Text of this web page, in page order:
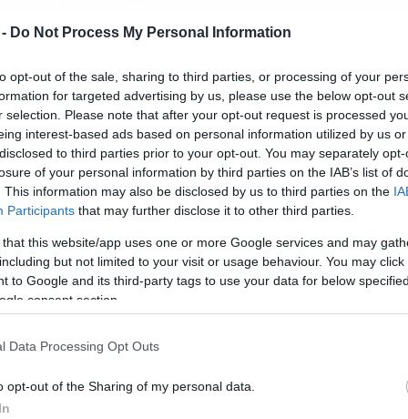
Do Not Process My Personal Information
opt-out of the sale, sharing to third parties, or processing of your
for targeted advertising by us, please use the below opt-out
selection. Please note that after your opt-out request is processed
interest-based ads based on personal information utilized by us
to third parties prior to your opt-out. You may separately
of your personal information by third parties on the IAB’s list of
This information may also be disclosed by us to third parties on the
Participants that may further disclose it to other third parties.
that this website/app uses one or more Google services and may
but not limited to your visit or usage behaviour. You may
to Google and its third-party tags to use your data for below
consent section.
Data Processing Opt Outs
opt-out of the Sharing of my personal data.
okozhatja. Mivel a millennium is közeledett
elméletre, és hamarosan elterjedt, hogy idegenek
közelednek, akik ki fogják irtani az embereket. A
tömeghisztéria végül olyan magasságokba
szökött, hogy Kaliforniában 39 ember tömeges
öngyilkosságot követett el, hogy ne az ufók
akik önmagukat is földönkívülieknek tartották,
őket az anyaföldre. Végül se a világvége, se a
derült a csúnya igazságra is, miszerint
Az eredeti fotón semmiféle ufó nem volt
anyja
1814-ben Joanna Southcott, angol vénkisasszony
kijelentette magáról, hogy a Jelenések Könyvének